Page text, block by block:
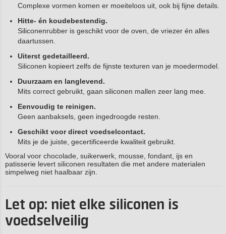
Complexe vormen komen er moeiteloos uit, ook bij fijne details.
Hitte- én koudebestendig.
Siliconenrubber is geschikt voor de oven, de vriezer én alles
daartussen.
Uiterst gedetailleerd.
Siliconen kopieert zelfs de fijnste texturen van je moedermodel.
Duurzaam en langlevend.
Mits correct gebruikt, gaan siliconen mallen zeer lang mee.
Eenvoudig te reinigen.
Geen aanbaksels, geen ingedroogde resten.
Geschikt voor direct voedselcontact.
Mits je de juiste, gecertificeerde kwaliteit gebruikt.
Vooral voor chocolade, suikerwerk, mousse, fondant, ijs en
patisserie levert siliconen resultaten die met andere materialen
simpelweg niet haalbaar zijn.
Let op: niet elke siliconen is
voedselveilig